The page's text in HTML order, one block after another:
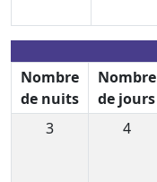
Nombre
de nuits
Nombre
de jours
3
4